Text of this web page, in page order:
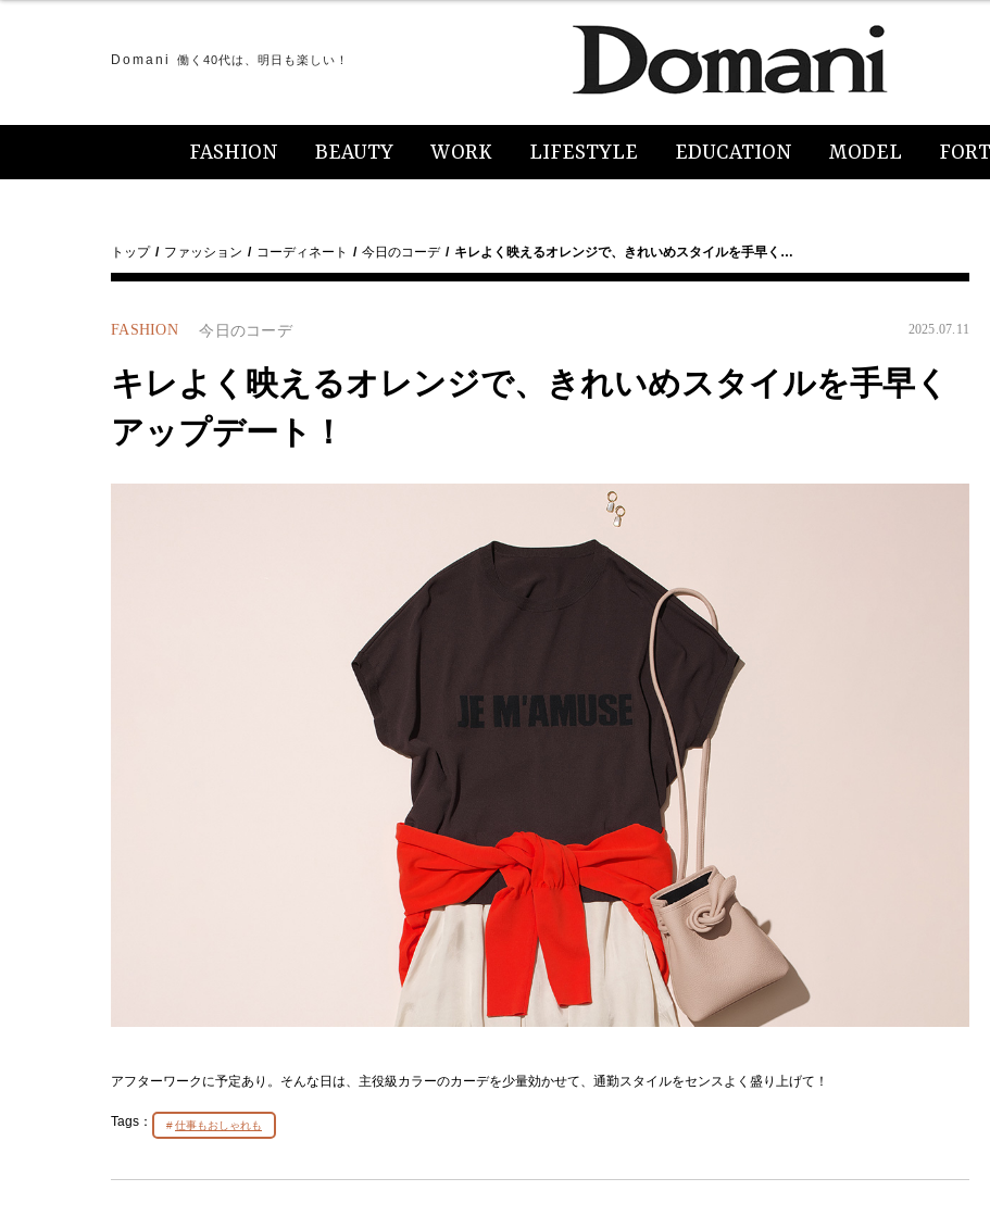
Domani 働く40代は、明日も楽しい！
FASHION BEAUTY WORK LIFESTYLE EDUCATION MODEL
トップ ファッション コーディネート 今日のコーデ キレよく映えるオレンジで、きれいめスタイルを手早く…
FASHION 今日のコーデ 2025.07.11
キレよく映えるオレンジで、きれいめスタイルを手早く
アップデート！
アフターワークに予定あり。そんな日は、主役級カラーのカーデを少量効かせて、通勤スタイルをセンスよく盛り上げて！
Tags： 仕事もおしゃれも